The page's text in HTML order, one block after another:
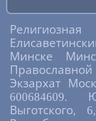
Минске
Экзархат
600684609.